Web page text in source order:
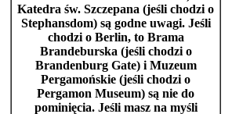
Katedra św. Szczepana (jeśli chodzi o
Stephansdom) są godne uwagi. Jeśli
chodzi o Berlin, to Brama
Brandeburska (jeśli chodzi o
Brandenburg Gate) i Muzeum
Pergamońskie (jeśli chodzi o
Pergamon Museum) są nie do
pominięcia. Jeśli masz na myśli